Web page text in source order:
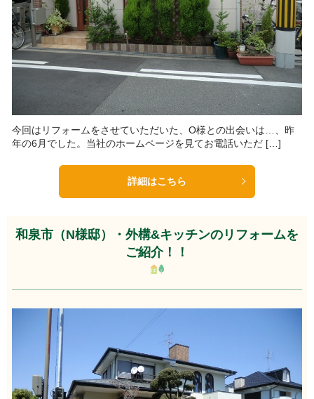
今回はリフォームをさせていただいた、O様との出会いは…、昨
年の6月でした。当社のホームページを見てお電話いただ […]
詳細はこちら
和泉市（N様邸）・外構&キッチンのリフォームを
ご紹介！！